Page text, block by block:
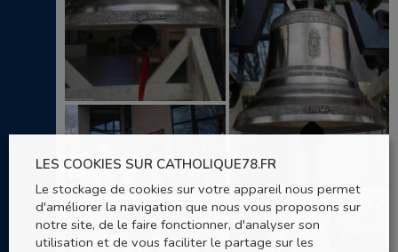
LES COOKIES SUR CATHOLIQUE78.FR
Le stockage de cookies sur votre appareil nous permet
d'améliorer la navigation que nous vous proposons sur
notre site, de le faire fonctionner, d'analyser son
utilisation et de vous faciliter le partage sur les